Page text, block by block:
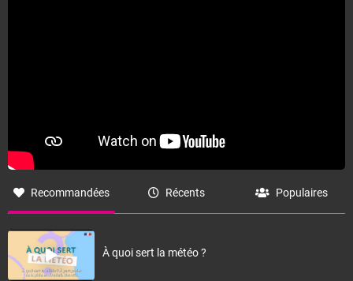
Recommandées Récents Populaires
À quoi sert la météo ?